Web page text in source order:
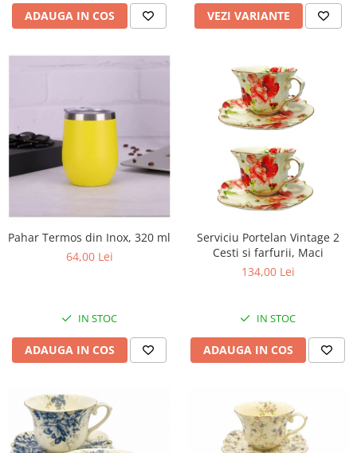
ADAUGA IN COS VEZI VARIANTE
Pahar Termos din Inox, 320 ml
64,00 Lei
IN STOC
ADAUGA IN COS
Serviciu Portelan Vintage 2
Cesti si farfurii, Maci
134,00 Lei
IN STOC
ADAUGA IN COS